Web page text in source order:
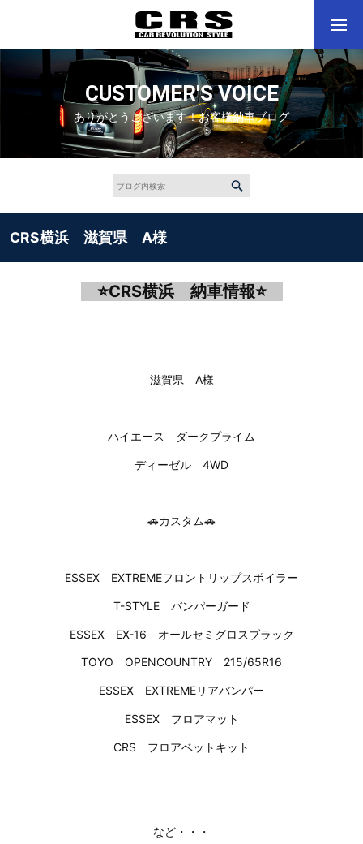
CUSTOMER'S VOICE
ありがとうございます！お客様納車ブログ
CRS横浜 滋賀県 A様
⭐CRS横浜 納車情報⭐
滋賀県 A様
ハイエース ダークプライム
ディーゼル 4WD
🚗カスタム🚗
ESSEX EXTREMEフロントリップスポイラー
T-STYLE バンパーガード
ESSEX EX-16 オールセミグロスブラック
TOYO OPENCOUNTRY 215/65R16
ESSEX EXTREMEリアバンパー
ESSEX フロアマット
CRS フロアベットキット
など・・・